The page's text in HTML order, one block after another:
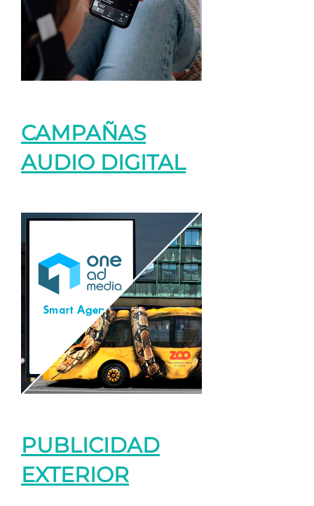
CAMPAÑAS
AUDIO DIGITAL
PUBLICIDAD
EXTERIOR